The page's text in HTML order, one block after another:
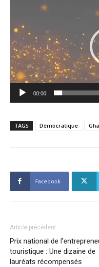
00:00
TAGS Démocratique
Facebook
Article précédent
Prix national de
touristique : Une dizaine de
lauréats récompensés